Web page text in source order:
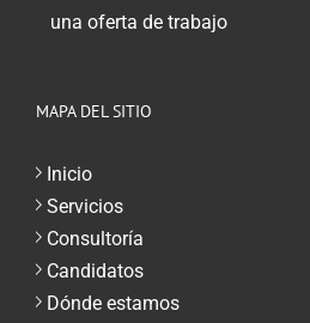
una oferta de trabajo
MAPA DEL SITIO
Inicio
Servicios
Consultoría
Candidatos
Dónde estamos